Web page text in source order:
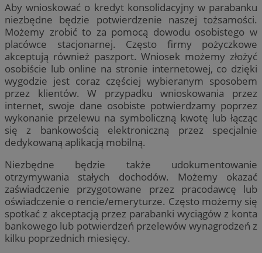
Aby wnioskować o kredyt konsolidacyjny w parabanku
niezbędne będzie potwierdzenie naszej tożsamości.
Możemy zrobić to za pomocą dowodu osobistego w
placówce stacjonarnej. Często firmy pożyczkowe
akceptują również paszport. Wniosek możemy złożyć
osobiście lub online na stronie internetowej, co dzięki
wygodzie jest coraz częściej wybieranym sposobem
przez klientów. W przypadku wnioskowania przez
internet, swoje dane osobiste potwierdzamy poprzez
wykonanie przelewu na symboliczną kwotę lub łącząc
się z bankowością elektroniczną przez specjalnie
dedykowaną aplikacją mobilną.
Niezbędne będzie także udokumentowanie
otrzymywania stałych dochodów. Możemy okazać
zaświadczenie przygotowane przez pracodawcę lub
oświadczenie o rencie/emeryturze. Często możemy się
spotkać z akceptacją przez parabanki wyciągów z konta
bankowego lub potwierdzeń przelewów wynagrodzeń z
kilku poprzednich miesięcy.